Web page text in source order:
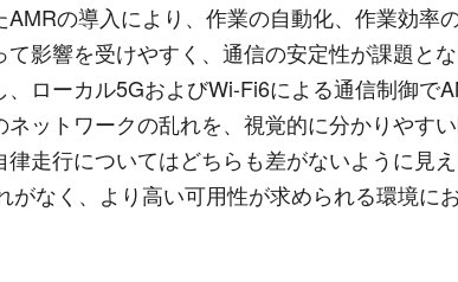
AMRの導入により、作業の自動化、作業効率
影響を受けやすく、通信の安定性が課題とな
、ローカル5GおよびWi-Fi6による通信制御で
ットワークの乱れを、視覚的に分かりやす
走行についてはどちらも差がないように見え
がなく、より高い可用性が求められる環境に